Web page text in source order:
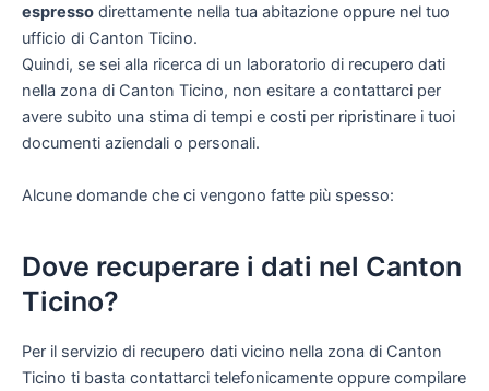
espresso direttamente nella tua abitazione oppure nel tuo
ufficio di Canton Ticino.
Quindi, se sei alla ricerca di un laboratorio di recupero dati
nella zona di Canton Ticino, non esitare a contattarci per
avere subito una stima di tempi e costi per ripristinare i tuoi
documenti aziendali o personali.
Alcune domande che ci vengono fatte più spesso:
Dove recuperare i dati nel Canton
Ticino?
Per il servizio di recupero dati vicino nella zona di Canton
Ticino ti basta contattarci telefonicamente oppure compilare